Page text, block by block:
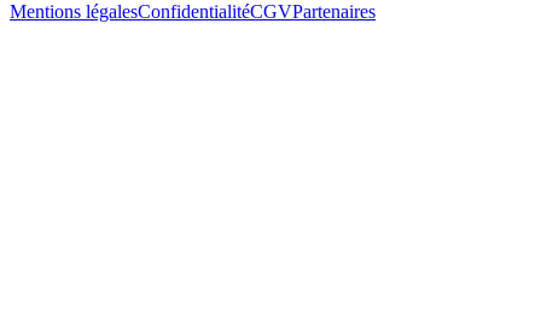
Mentions légalesConfidentialitéCGVPartenaires